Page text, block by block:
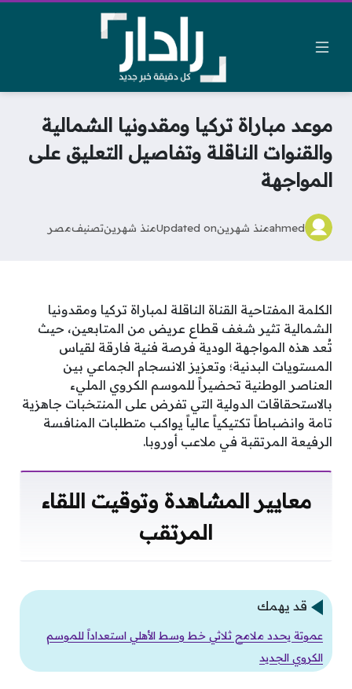
موعد مباراة تركيا ومقدونيا الشمالية
والقنوات الناقلة وتفاصيل التعليق على
المواجهة
ahmedمنذ شهرينUpdated onمنذ شهرينتصنيفمصر
الكلمة المفتاحية القناة الناقلة لمباراة تركيا ومقدونيا
الشمالية تثير شغف قطاع عريض من المتابعين، حيث
تُعد هذه المواجهة الودية فرصة فنية فارقة لقياس
المستويات البدنية؛ وتعزيز الانسجام الجماعي بين
العناصر الوطنية تحضيراً للموسم الكروي المليء
بالاستحقاقات الدولية التي تفرض على المنتخبات جاهزية
تامة وانضباطاً تكتيكياً عالياً يواكب متطلبات المنافسة
الرفيعة المرتقبة في ملاعب أوروبا.
معايير المشاهدة وتوقيت اللقاء
المرتقب
قد يهمك
عموتة يحدد ملامح ثلاثي خط وسط الأهلي استعداداً للموسم
الكروي الجديد